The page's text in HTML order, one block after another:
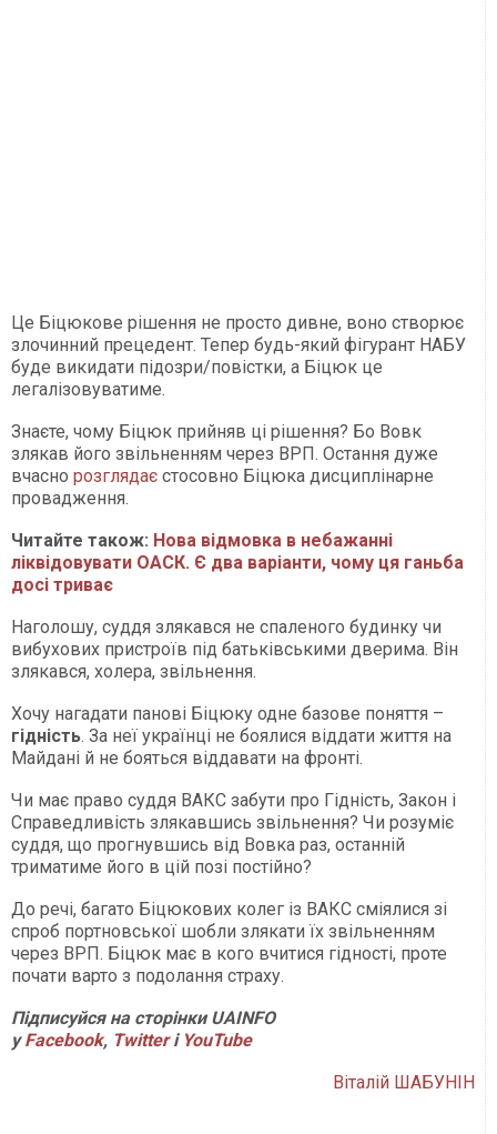
Це Біцюкове рішення не просто дивне, воно створює
злочинний прецедент. Тепер будь-який фігурант НАБУ
буде викидати підозри/повістки, а Біцюк це
легалізовуватиме.
Знаєте, чому Біцюк прийняв ці рішення? Бо Вовк
злякав його звільненням через ВРП. Остання дуже
вчасно розглядає стосовно Біцюка дисциплінарне
провадження.
Читайте також: Нова відмовка в небажанні
ліквідовувати ОАСК. Є два варіанти, чому ця ганьба
досі триває
Наголошу, суддя злякався не спаленого будинку чи
вибухових пристроїв під батьківськими дверима. Він
злякався, холера, звільнення.
Хочу нагадати панові Біцюку одне базове поняття –
гідність. За неї українці не боялися віддати життя на
Майдані й не бояться віддавати на фронті.
Чи має право суддя ВАКС забути про Гідність, Закон і
Справедливість злякавшись звільнення? Чи розуміє
суддя, що прогнувшись від Вовка раз, останній
триматиме його в цій позі постійно?
До речі, багато Біцюкових колег із ВАКС сміялися зі
спроб портновської шобли злякати їх звільненням
через ВРП. Біцюк має в кого вчитися гідності, проте
почати варто з подолання страху.
Підписуйся на сторінки UAINFO
уFacebook, Twitterі YouTube
Віталій ШАБУНІН